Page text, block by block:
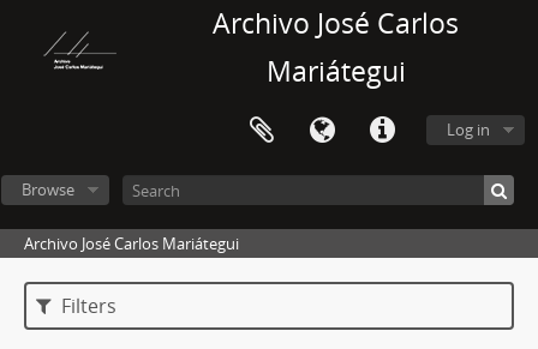
Archivo José Carlos
Mariátegui
Log in
Browse
Archivo José Carlos Mariátegui
Filters